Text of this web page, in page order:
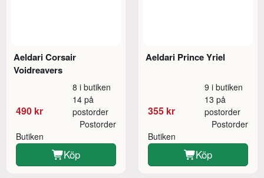
Aeldari Corsair
Voidreavers
490 kr
8 i butiken
14 på
postorder
Butiken
Postorder
Köp
Aeldari Prince Yriel
355 kr
9 i butiken
13 på
postorder
Butiken
Postorder
Köp